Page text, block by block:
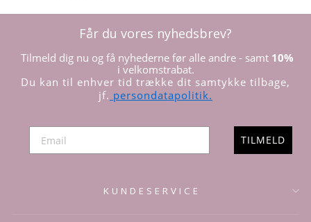
Får du vores nyhedsbrev?
Tilmeld dig nu og få nyhederne før alle andre - samt 10%
i velkomstrabat.
Du kan til enhver tid trække dit samtykke tilbage,
jf. persondatapolitik.
TILMELD
KUNDESERVICE